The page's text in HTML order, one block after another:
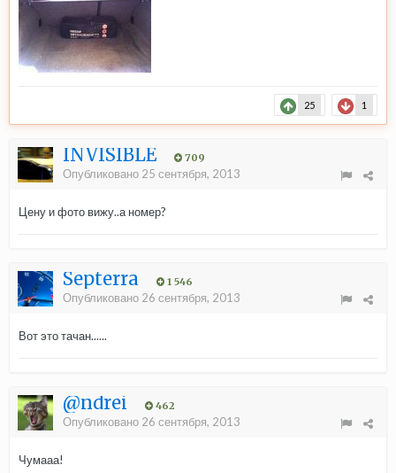
25 1
INVISIBLE 709
Опубликовано 25 сентября, 2013
Цену и фото вижу..а номер?
Septerra 1 546
Опубликовано 26 сентября, 2013
Вот это тачан......
@ndrei 462
Опубликовано 26 сентября, 2013
Чумааа!